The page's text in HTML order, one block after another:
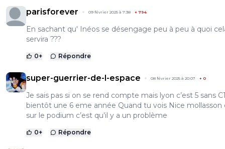
parisforever 09 février 2025 à 7:38 + 794
En sachant qu' Inéos se désengage peu à peu à quoi
servira ???
0+ Répondre
super-guerrier-de-l-espace 08 février 2025 à 20:07 + 0
Je sais pas si on se rend compte mais lyon c’est 5 sans
bientôt une 6 eme année Quand tu vois Nice mollasson
sur le podium c’est qu’il y a un problème
0+ Répondre